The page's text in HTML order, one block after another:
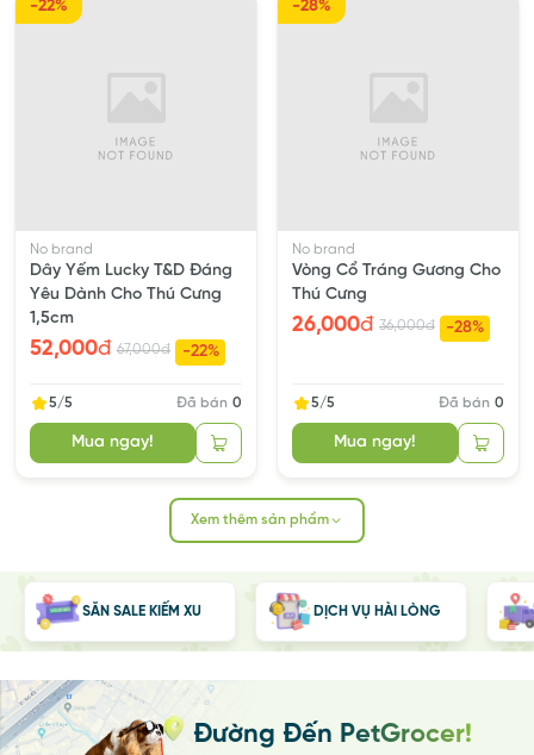
-22%
No brand
Dây Yếm Lucky T&D Đáng
Yêu Dành Cho Thú Cưng
1,5cm
52,000đ 67,000đ -22%
5/5 Đã bán 0
Mua ngay!
-28%
No brand
Vòng Cổ Tráng Gương Cho
Thú Cưng
26,000đ 36,000đ -28%
5/5 Đã bán 0
Mua ngay!
Xem thêm sản phẩm
SĂN SALE KIẾM XU DỊCH VỤ HÀI LÒNG
Đường Đến PetGrocer!